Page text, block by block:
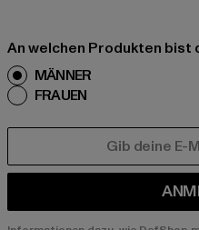
An welchen Produkten
MÄNNER
FRAUEN